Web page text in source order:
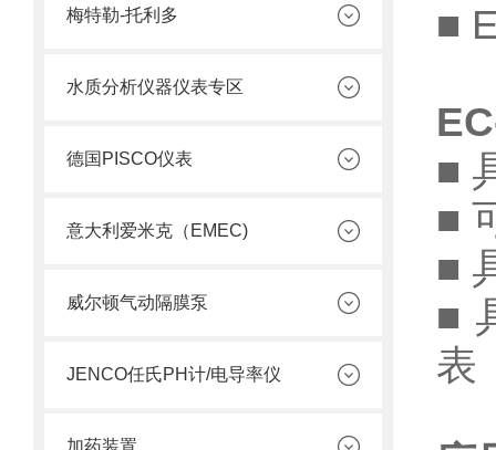
梅特勒-托利多
水质分析仪器仪表专区
德国PISCO仪表
意大利爱米克（EMEC)
威尔顿气动隔膜泵
JENCO任氏PH计/电导率仪
加药装置
■
■
■
■
■
表